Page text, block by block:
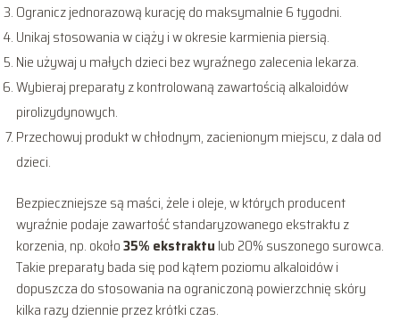
Ogranicz jednorazową kurację do maksymalnie 6 tygodni.
Unikaj stosowania w ciąży i w okresie karmienia piersią.
Nie używaj u małych dzieci bez wyraźnego zalecenia lekarza.
Wybieraj preparaty z kontrolowaną zawartością alkaloidów
pirolizydynowych.
Przechowuj produkt w chłodnym, zacienionym miejscu, z dala od
dzieci.
Bezpieczniejsze są maści, żele i oleje, w których producent
wyraźnie podaje zawartość standaryzowanego ekstraktu z
korzenia, np. około35% ekstraktu lub 20% suszonego surowca.
Takie preparaty bada się pod kątem poziomu alkaloidów i
dopuszcza do stosowania na ograniczoną powierzchnię skóry
kilka razy dziennie przez krótki czas.